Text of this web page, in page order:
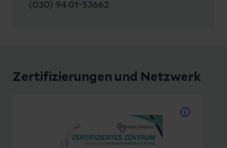
(030) 94 01-53662
Zertifizierungen und Netzwerk
Zertfiziertes Zentrum für
perkutane